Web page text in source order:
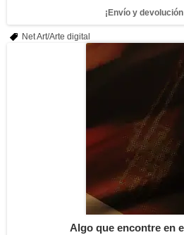
¡Envío y
Net Art/Arte digital
Algo que encontre en